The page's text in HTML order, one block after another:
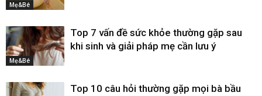
Mẹ&Bé
Mẹ&Bé
Top 7 vấn đề sức khỏe thường gặp sau
khi sinh và giải pháp mẹ cần lưu ý
Top 10 câu hỏi thường gặp mọi bà bầu